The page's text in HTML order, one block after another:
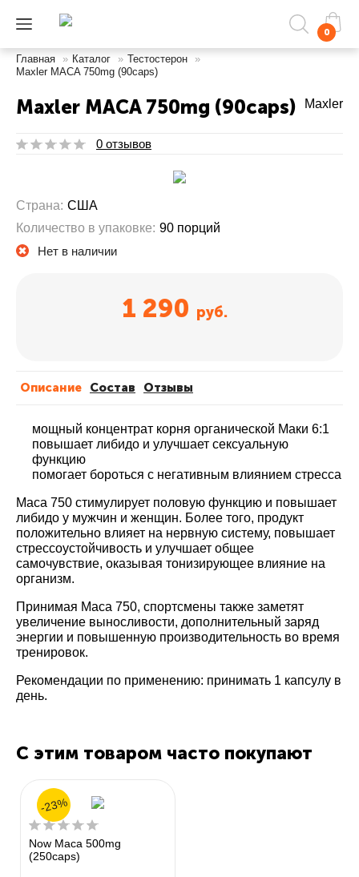
0
Главная » Каталог » Тестостерон
»
Maxler MACA 750mg (90caps)
Maxler MACA 750mg (90caps) Maxler
0 отзывов
Страна: США
Количество в упаковке: 90 порций
Нет в наличии
1 290 руб.
Описание Cостав Отзывы
мощный концентрат корня органической Маки 6:1
повышает либидо и улучшает сексуальную
функцию
помогает бороться с негативным влиянием стресса
Маcа 750 стимулирует половую функцию и повышает
либидо у мужчин и женщин. Более того, продукт
положительно влияет на нервную систему, повышает
стрессоустойчивость и улучшает общее
самочувствие, оказывая тонизирующее влияние на
организм.
Принимая Маcа 750, спортсмены также заметят
увеличение выносливости, дополнительный заряд
энергии и повышенную производительность во время
тренировок.
Рекомендации по применению: принимать 1 капсулу в
день.
С этим товаром часто покупают
Now Maca 500mg
(250caps)
-23%